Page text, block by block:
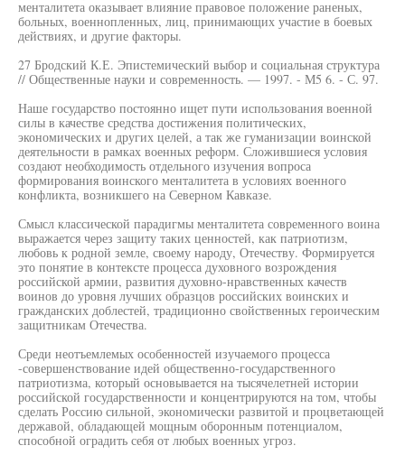
менталитета оказывает влияние правовое положение раненых,
больных, военнопленных, лиц, принимающих участие в боевых
действиях, и другие факторы.
27 Бродский К.Е. Эпистемический выбор и социальная структура
// Общественные науки и современность. — 1997. - М5 6. - С. 97.
Наше государство постоянно ищет пути использования военной
силы в качестве средства достижения политических,
экономических и других целей, а так же гуманизации воинской
деятельности в рамках военных реформ. Сложившиеся условия
создают необходимость отдельного изучения вопроса
формирования воинского менталитета в условиях военного
конфликта, возникшего на Северном Кавказе.
Смысл классической парадигмы менталитета современного воина
выражается через защиту таких ценностей, как патриотизм,
любовь к родной земле, своему народу, Отечеству. Формируется
это понятие в контексте процесса духовного возрождения
российской армии, развития духовно-нравственных качеств
воинов до уровня лучших образцов российских воинских и
гражданских доблестей, традиционно свойственных героическим
защитникам Отечества.
Среди неотъемлемых особенностей изучаемого процесса
-совершенствование идей общественно-государственного
патриотизма, который основывается на тысячелетней истории
российской государственности и концентрируются на том, чтобы
сделать Россию сильной, экономически развитой и процветающей
державой, обладающей мощным оборонным потенциалом,
способной оградить себя от любых военных угроз.